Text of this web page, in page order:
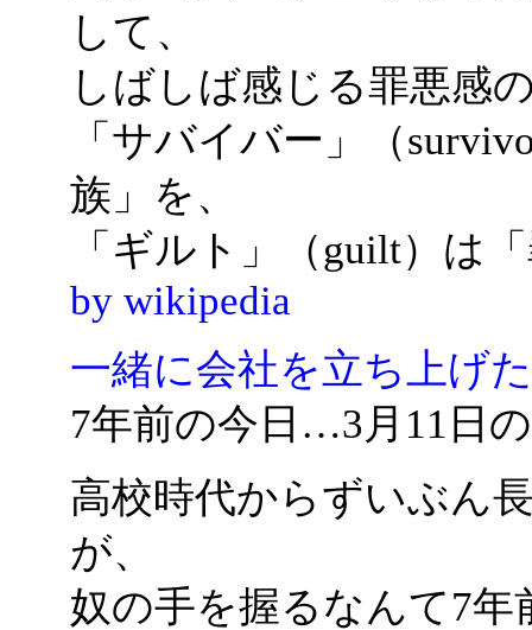
して、
しばしば感じる罪悪感
「サバイバー」（
族」を、
「ギルト」（guilt）は
by wikipedia
一緒に会社を立ち上げ
7年前の今日…3月11日
高校時代からずいぶん
が、
奴の手を握るなんて7